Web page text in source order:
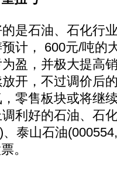
石油、石化行
计， 600元/吨的
盈，并极大提高
开，不过调价后
零售板块或将继
利好的石油、石
泰山石油
。